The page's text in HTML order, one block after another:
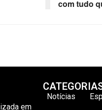
com tudo
em
Notícias